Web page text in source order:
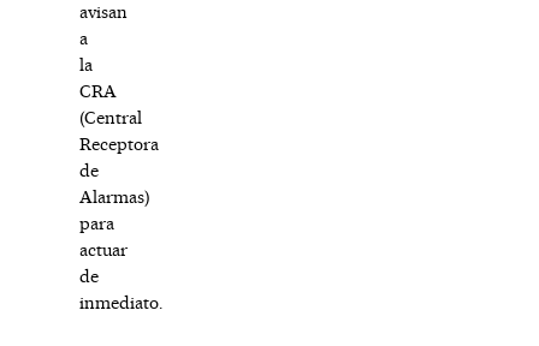
avisan
a
la
CRA
(Central
Receptora
de
Alarmas)
para
actuar
de
inmediato.